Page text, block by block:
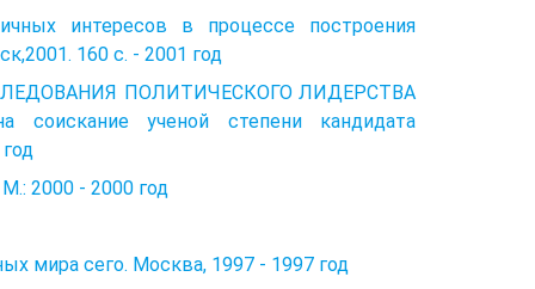
интересов в процессе построения
160 с. - 2001 год
ПОЛИТИЧЕСКОГО ЛИДЕРСТВА
ученой степени кандидата
2000 - 2000 год
мира сего. Москва, 1997 - 1997 год